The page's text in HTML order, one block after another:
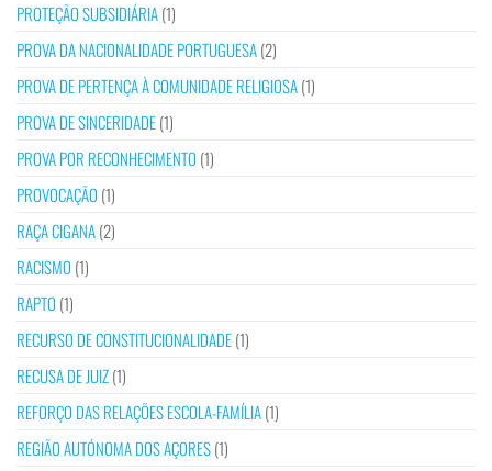
PROTEÇÃO SUBSIDIÁRIA(1)
PROVA DA NACIONALIDADE PORTUGUESA(2)
PROVA DE PERTENÇA À COMUNIDADE RELIGIOSA(1)
PROVA DE SINCERIDADE(1)
PROVA POR RECONHECIMENTO (1)
PROVOCAÇÃO (1)
RAÇA CIGANA(2)
RACISMO (1)
RAPTO (1)
RECURSO DE CONSTITUCIONALIDADE(1)
RECUSA DE JUIZ(1)
REFORÇO DAS RELAÇÕES ESCOLA-FAMÍLIA(1)
REGIÃO AUTÓNOMA DOS AÇORES(1)